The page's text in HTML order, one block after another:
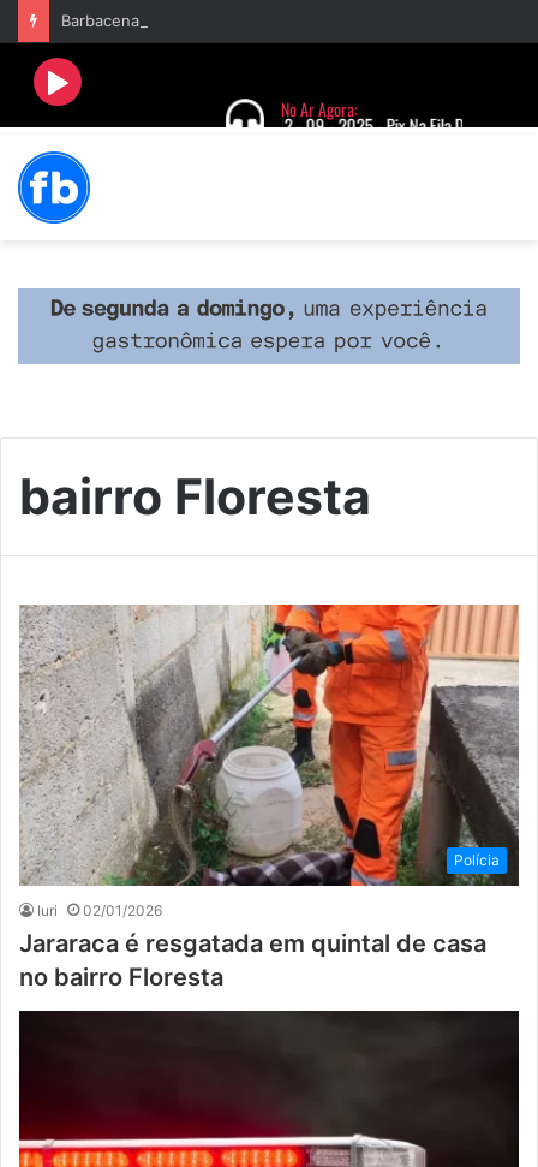
bairro Floresta
Polícia
Iuri 02/01/2026
Jararaca é resgatada em quintal de casa
no bairro Floresta